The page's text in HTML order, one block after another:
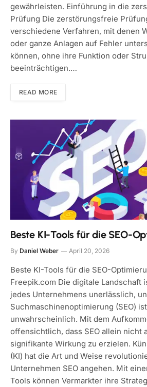
gewährleisten. Einführung in die
Prüfung Die zerstörungsfreie
verschiedene Verfahren, mit denen
oder ganze Anlagen auf Fehler
können, ohne ihre Funktion oder
beeinträchtigen.…
READ MORE
Beste KI-Tools für die SEO-
By Daniel Weber April 20, 2026
Beste KI-Tools für die SEO-
Freepik.com Die digitale Landschaft
jedes Unternehmens unerlässlich,
Suchmaschinenoptimierung (SEO)
unwahrscheinlich. Mit dem
offensichtlich, dass SEO allein nicht
signifikante Wirkung zu erzielen.
(KI) hat die Art und Weise
Unternehmen SEO angehen. Mit
Tools können Vermarkter ihre